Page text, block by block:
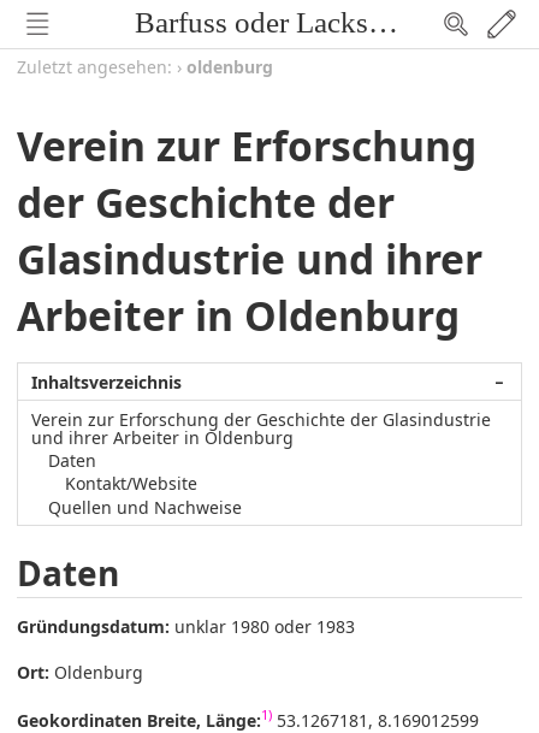
Barfuss oder Lackschuh
Zuletzt angesehen: › oldenburg
Verein zur Erforschung
der Geschichte der
Glasindustrie und ihrer
Arbeiter in Oldenburg
−
Inhaltsverzeichnis
Verein zur Erforschung der Geschichte der Glasindustrie
und ihrer Arbeiter in Oldenburg
Daten
Kontakt/Website
Quellen und Nachweise
Daten
Gründungsdatum: unklar 1980 oder 1983
Ort: Oldenburg
Geokordinaten Breite, Länge:1) 53.1267181, 8.169012599